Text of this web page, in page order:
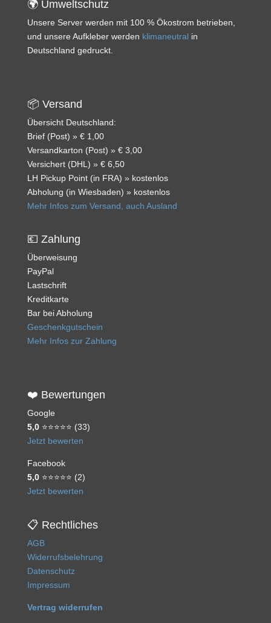
🌍 Umweltschutz
Unsere Server werden mit 100 % Ökostrom betrieben,
und unsere Aufkleber werden klimaneutral in
Deutschland gedruckt.
📦 Versand
Übersicht Deutschland:
Brief (Post) » € 1,00
Versandkarton (Post) » € 3,00
Versichert (DHL) » € 6,50
LH Pickup Point (in FRA) » kostenlos
Abholung (in Wiesbaden) » kostenlos
Mehr Infos zum Versand, auch Ausland
💶 Zahlung
Überweisung
PayPal
Lastschrift
Kreditkarte
Bar bei Abholung
Geschenkgutschein
Mehr Infos zur Zahlung
❤️ Bewertungen
Google
5,0⭐⭐⭐⭐⭐ (33)
Jetzt bewerten
Facebook
5,0⭐⭐⭐⭐⭐ (2)
Jetzt bewerten
📋 Rechtliches
AGB
Widerrufsbelehrung
Datenschutz
Impressum
Vertrag widerrufen